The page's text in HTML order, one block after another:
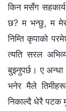
किन मसँग
छ? म भन्छु, म
निम्ति कृपाको
त्यति सरल
बुझ्‍नुपर्छ। ए अन्धा
भनेर मैले
निकाल्दै धेरै पटक